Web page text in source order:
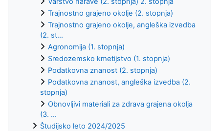
Trajnostno grajeno okolje (2. stopnja)
Trajnostno grajeno okolje, angleška izvedba
(2. st...
Agronomija (1. stopnja)
Sredozemsko kmetijstvo (1. stopnja)
Podatkovna znanost (2. stopnja)
Podatkovna znanost, angleška izvedba (2.
stopnja)
Obnovljivi materiali za zdrava grajena okolja
(3. ...
Študijsko leto 2024/2025